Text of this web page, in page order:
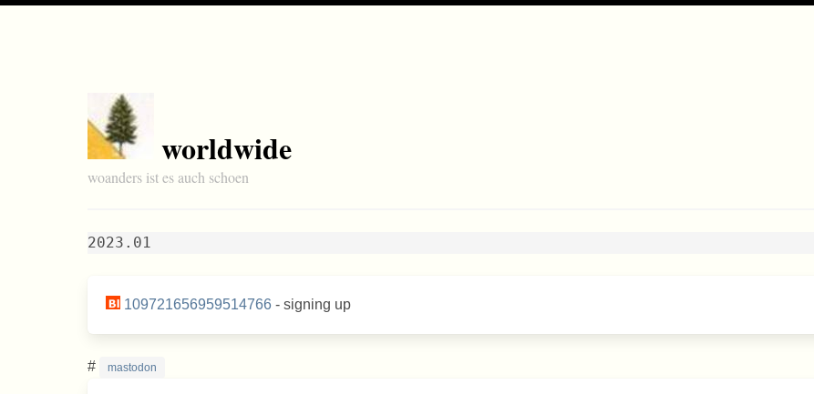
worldwide
woanders ist es auch schoen
2023.01
109721656959514766 - signing up
# mastodon